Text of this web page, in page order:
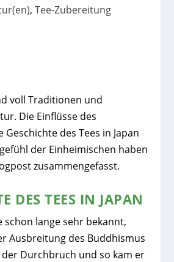
, Tee-Zubereitung
voll Traditionen und
Die Einflüsse des
Geschichte des Tees in Japan
der Einheimischen haben
zusammengefasst.
DES TEES IN JAPAN
schon lange sehr bekannt,
Ausbreitung des Buddhismus
der Durchbruch und so kam er